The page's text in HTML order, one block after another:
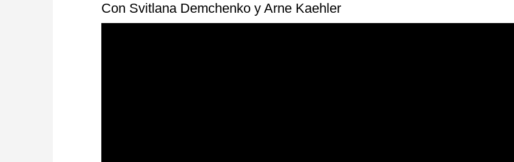
Con Svitlana Demchenko y Arne Kaehler